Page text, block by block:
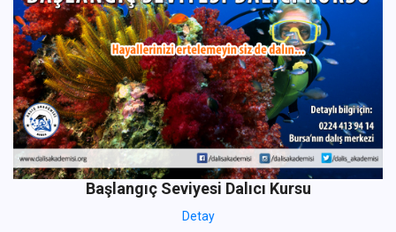
Başlangıç Seviyesi Dalıcı Kursu
Detay